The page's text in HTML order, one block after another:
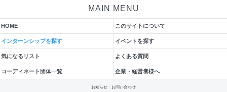
MAIN MENU
HOME このサイトについて
インターンシップを探す イベントを探す
気になるリスト よくある質問
コーディネート団体一覧 企業・経営者様へ
お知らせ お問い合わせ